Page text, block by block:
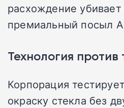
расхождение убивает
премиальный посыл
Технология против
Корпорация
окраску стекла без